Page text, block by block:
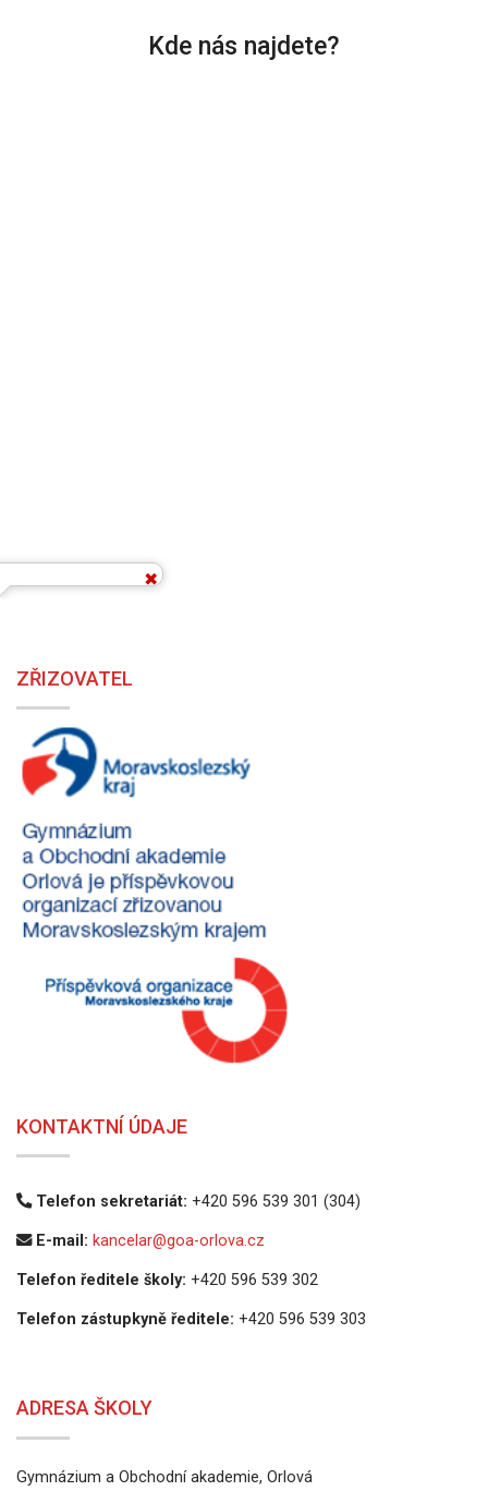
Kde nás najdete?
ZŘIZOVATEL
KONTAKTNÍ ÚDAJE
Telefon sekretariát: +420 596 539 301 (304)
E-mail: kancelar@goa-orlova.cz
Telefon ředitele školy: +420 596 539 302
Telefon zástupkyně ředitele: +420 596 539 303
ADRESA ŠKOLY
Gymnázium a Obchodní akademie, Orlová